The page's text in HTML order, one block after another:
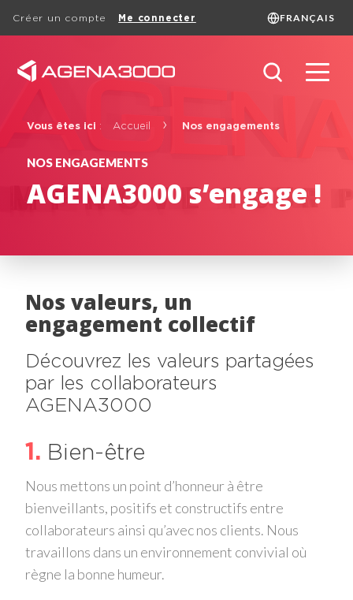
Créer un compte Me connecter FRANÇAIS
DUTCHSearch
Basic page
Vous êtes ici : Accueil Nos engagements
NOS ENGAGEMENTS
AGENA3000 s’engage !
Nos valeurs, un
engagement collectif
Découvrez les valeurs partagées
par les collaborateurs
AGENA3000
1 Bien-être
Nous mettons un point d’honneur à être
bienveillants, positifs et constructifs entre
collaborateurs ainsi qu’avec nos clients. Nous
travaillons dans un environnement convivial où
règne la bonne humeur.